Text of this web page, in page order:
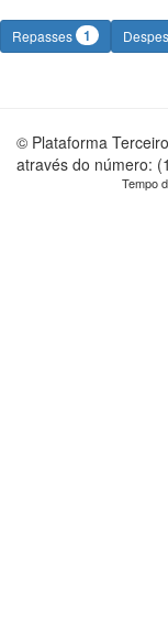
Repasses 1
© Plataforma
através do número:
Tempo